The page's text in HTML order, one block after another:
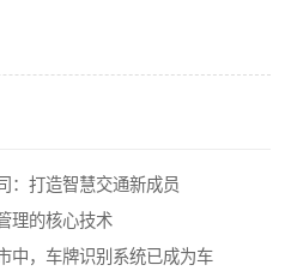
：打造智慧交通新成员
理的核心技术
中，车牌识别系统已成为车